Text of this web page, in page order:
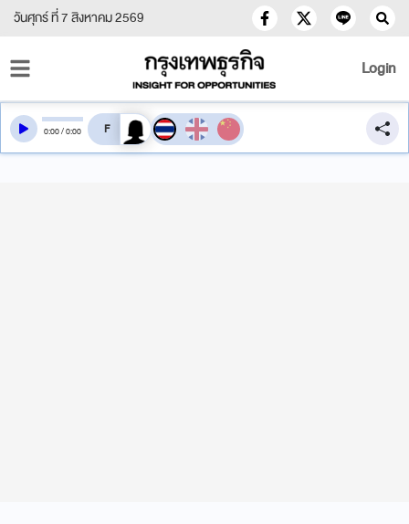
วันศุกร์ ที่ 7 สิงหาคม 2569
Login
0:00/0:00 สลับเสียงอ่าน